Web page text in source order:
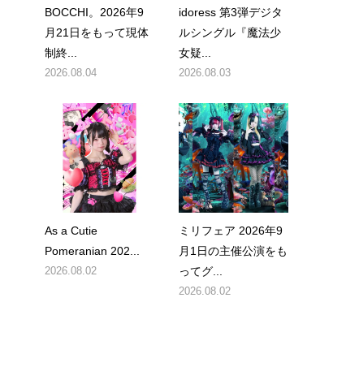
BOCCHI。2026年9
月21日をもって現体
制終...
2026.08.04
idoress 第3弾デジタ
ルシングル『魔法少
女疑...
2026.08.03
As a Cutie
Pomeranian 202...
2026.08.02
ミリフェア 2026年9
月1日の主催公演をも
ってグ...
2026.08.02